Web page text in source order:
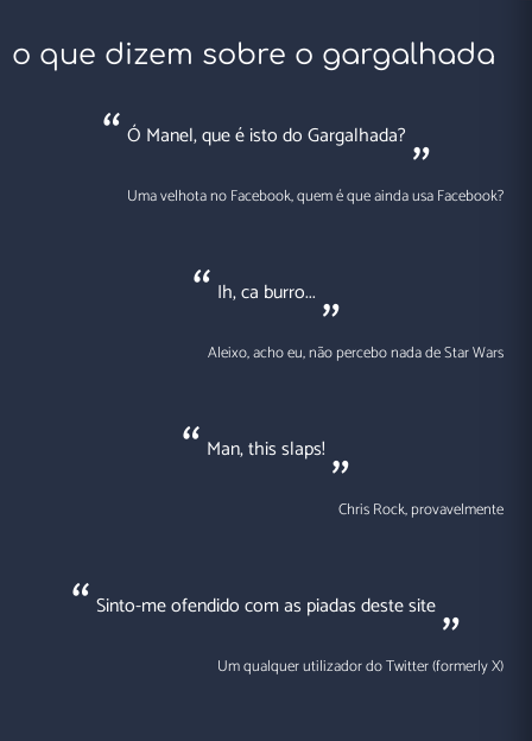
o que dizem sobre o gargalhada
Ó Manel, que é isto do Gargalhada?
Uma velhota no Facebook, quem é que ainda usa Facebook?
Ih, ca burro...
Aleixo, acho eu, não percebo nada de Star Wars
Man, this slaps!
Chris Rock, provavelmente
Sinto-me ofendido com as piadas deste site
Um qualquer utilizador do Twitter (formerly X)